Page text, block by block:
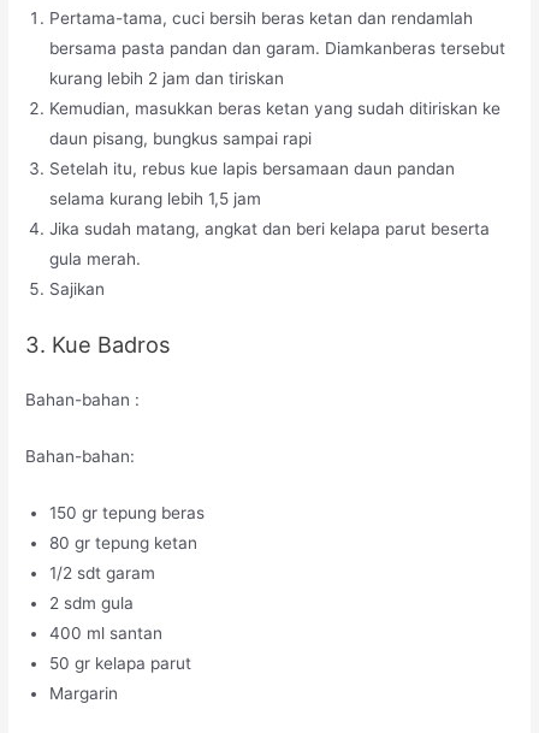
Pertama-tama, cuci bersih beras ketan dan rendamlah
bersama pasta pandan dan garam. Diamkanberas tersebut
kurang lebih 2 jam dan tiriskan
Kemudian, masukkan beras ketan yang sudah ditiriskan ke
daun pisang, bungkus sampai rapi
Setelah itu, rebus kue lapis bersamaan daun pandan
selama kurang lebih 1,5 jam
Jika sudah matang, angkat dan beri kelapa parut beserta
gula merah.
Sajikan
3. Kue Badros
Bahan-bahan :
Bahan-bahan:
150 gr tepung beras
80 gr tepung ketan
1/2 sdt garam
2 sdm gula
400 ml santan
50 gr kelapa parut
Margarin